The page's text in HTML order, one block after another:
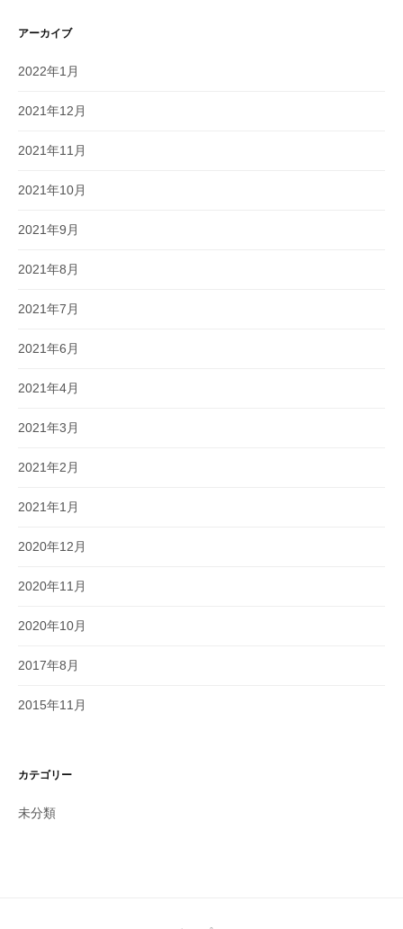
アーカイブ
2022年1月
2021年12月
2021年11月
2021年10月
2021年9月
2021年8月
2021年7月
2021年6月
2021年4月
2021年3月
2021年2月
2021年1月
2020年12月
2020年11月
2020年10月
2017年8月
2015年11月
カテゴリー
未分類